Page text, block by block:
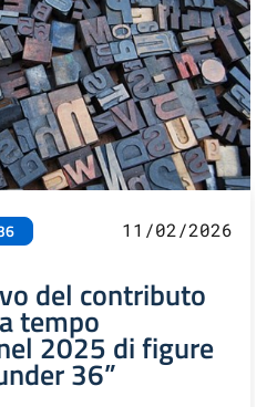
11/02/2026
del contributo
tempo
2025 di figure
36”